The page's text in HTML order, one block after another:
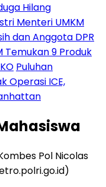
Hilang
Menteri UMKM
dan Anggota DPR
Temukan 9 Produk
Puluhan
Operasi ICE,